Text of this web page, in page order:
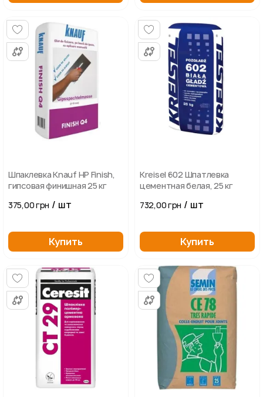
Шпаклевка Knauf HP Finish,
гипсовая финишная 25 кг
375,00 грн / шт
Купить
Kreisel 602 Шпатлевка
цементная белая, 25 кг
732,00 грн / шт
Купить